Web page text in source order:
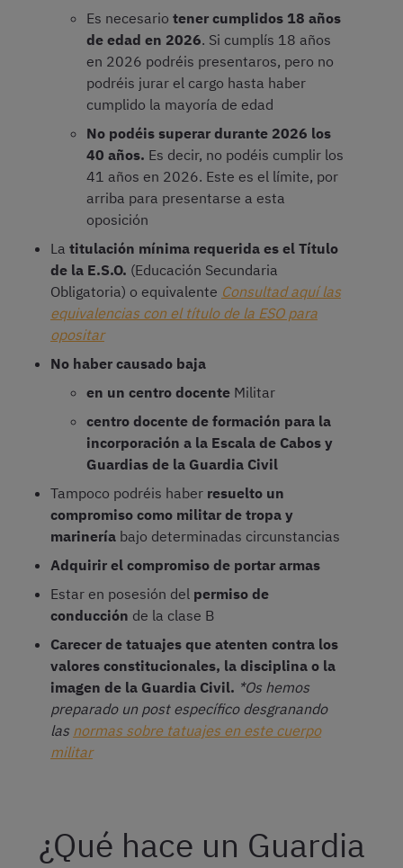
Es necesario tener cumplidos 18 años
de edad en 2026. Si cumplís 18 años
en 2026 podréis presentaros, pero no
podréis jurar el cargo hasta haber
cumplido la mayoría de edad
No podéis superar durante 2026 los
40 años. Es decir, no podéis cumplir los
41 años en 2026. Este es el límite, por
arriba para presentarse a esta
oposición
La titulación mínima requerida es el Título
de la E.S.O. (Educación Secundaria
Obligatoria) o equivalente Consultad aquí las
equivalencias con el título de la ESO para
opositar
No haber causado baja
en un centro docente Militar
centro docente de formación para la
incorporación a la Escala de Cabos y
Guardias de la Guardia Civil
Tampoco podréis haber resuelto un
compromiso como militar de tropa y
marinería bajo determinadas circunstancias
Adquirir el compromiso de portar armas
Estar en posesión del permiso de
conducción de la clase B
Carecer de tatuajes que atenten contra los
valores constitucionales, la disciplina o la
imagen de la Guardia Civil. *Os hemos
preparado un post específico desgranando
las normas sobre tatuajes en este cuerpo
militar
¿Qué hace un Guardia